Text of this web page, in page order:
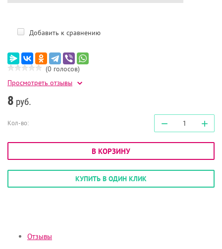
Добавить к сравнению
(0 голосов)
Просмотреть отзывы
8 руб.
Кол-во: − +
В КОРЗИНУ
КУПИТЬ В ОДИН КЛИК
Отзывы